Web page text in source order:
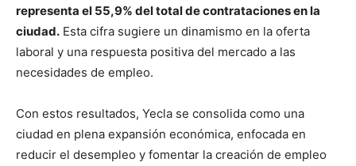
representa el 55,9% del total de contrataciones en la
ciudad. Esta cifra sugiere un dinamismo en la oferta
laboral y una respuesta positiva del mercado a las
necesidades de empleo.
Con estos resultados, Yecla se consolida como una
ciudad en plena expansión económica, enfocada en
reducir el desempleo y fomentar la creación de empleo